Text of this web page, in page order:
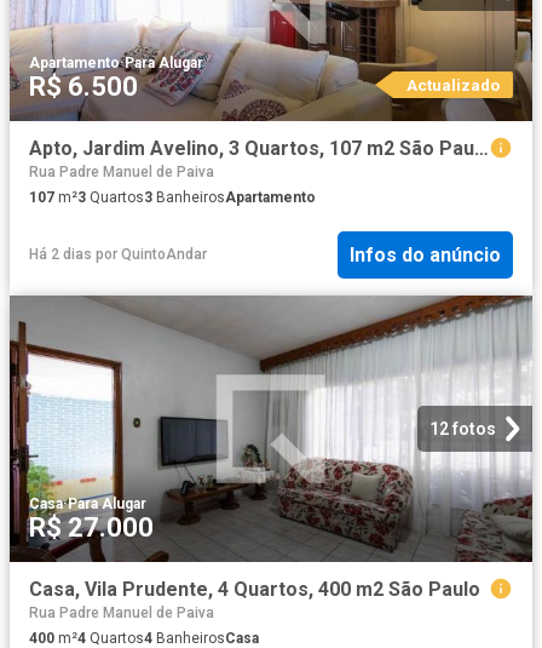
Apartamento·Para Alugar
R$ 6.500 Actualizado
Apto, Jardim Avelino, 3 Quartos, 107 m2 São Paulo
Rua Padre Manuel de Paiva
107 m²3 Quartos3 BanheirosApartamento
Há 2 dias por QuintoAndar Infos do anúncio
12 fotos
Casa·Para Alugar
R$ 27.000
Casa, Vila Prudente, 4 Quartos, 400 m2 São Paulo
Rua Padre Manuel de Paiva
400 m²4 Quartos4 BanheirosCasa